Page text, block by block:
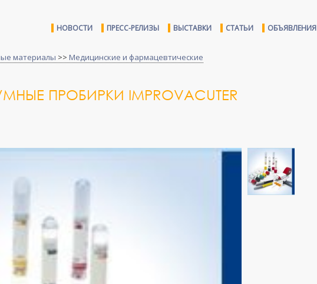
НОВОСТИ ПРЕСС-РЕЛИЗЫ ВЫСТАВКИ СТАТЬИ ОБЪЯВЛЕНИЯ
материалы >> Медицинские и фармацевтические
ПРОБИРКИ IMPROVACUTER